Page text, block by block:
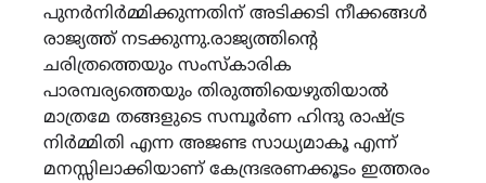
പുനർനിർമ്മിക്കുന്നതിന് അടിക്കടി നീക്കങ്ങൾ
രാജ്യത്ത് നടക്കുന്നു.രാജ്യത്തിന്‍റെ
ചരിത്രത്തെയും സംസ്കാരിക
പാരമ്പര്യത്തെയും തിരുത്തിയെഴുതിയാൽ
മാത്രമേ തങ്ങളുടെ സമ്പൂർണ ഹിന്ദു രാഷ്ട്ര
നിർമ്മിതി എന്ന അജണ്ട സാധ്യമാകൂ എന്ന്
മനസ്സിലാക്കിയാണ് കേന്ദ്രഭരണക്കൂടം ഇത്തരം